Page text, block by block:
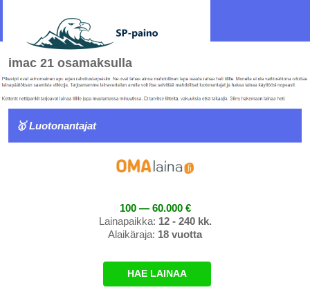
imac 21 osamaksulla
🥇 Luotonantajat
100 — 60.000 €
Lainapaikka: 12 - 240 kk.
Alaikäraja: 18 vuotta
HAE LAINAA